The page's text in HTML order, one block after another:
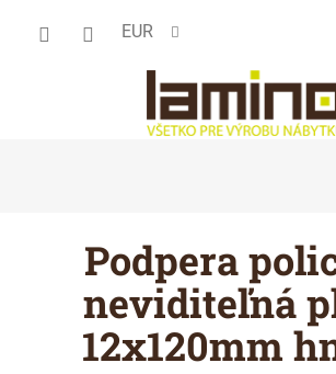
EUR
Podpera
neviditeľná
12x120mm